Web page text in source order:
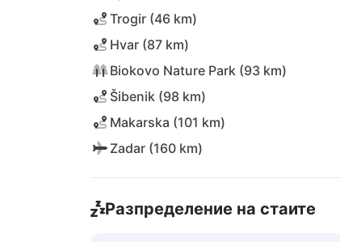
Trogir (46 km)
Hvar (87 km)
Biokovo Nature Park (93 km)
Šibenik (98 km)
Makarska (101 km)
Zadar (160 km)
Разпределение на стаите